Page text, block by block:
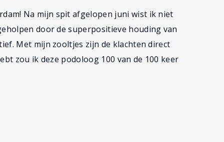
Na mijn spit afgelopen juni wist ik niet
door de superpositieve houding van
Met mijn zooltjes zijn de klachten direct
zou ik deze podoloog 100 van de 100 keer